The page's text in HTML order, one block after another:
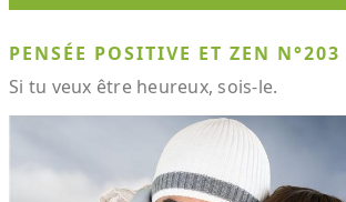
PENSÉE POSITIVE ET ZEN N°203
Si tu veux être heureux, sois-le.